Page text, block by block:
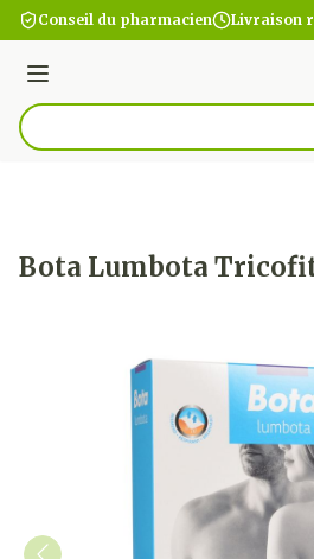
Aller au contenu
Conseil du pharmacien Livraison
Menu
Rechercher
Bota Lumbota